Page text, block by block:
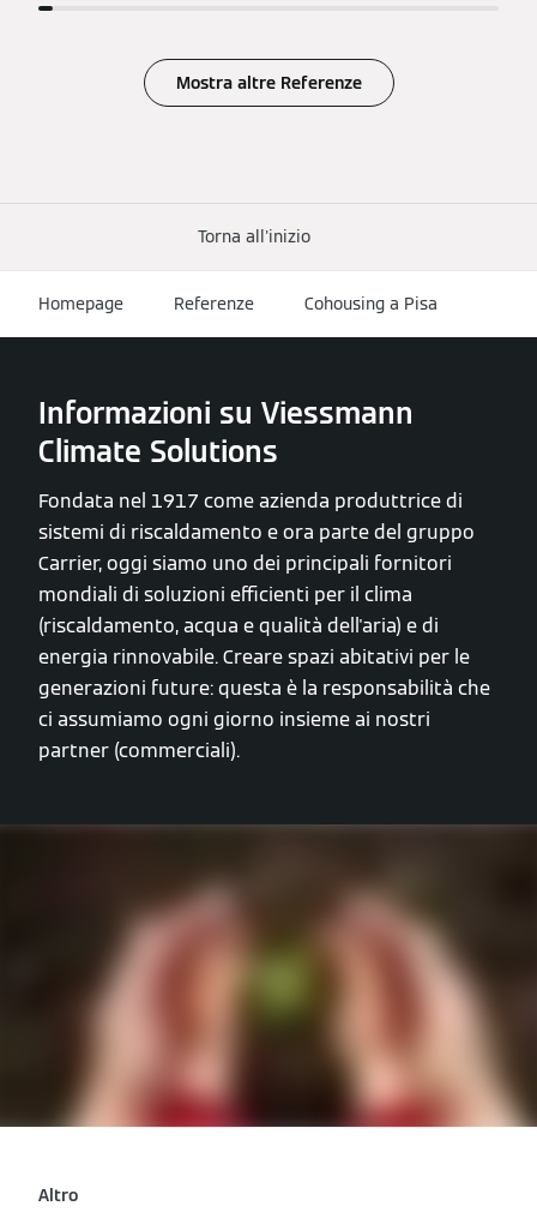
Mostra altre Referenze
Torna all'inizio
Homepage Referenze Cohousing a Pisa
Informazioni su Viessmann
Climate Solutions
Fondata nel 1917 come azienda produttrice di
sistemi di riscaldamento e ora parte del gruppo
Carrier, oggi siamo uno dei principali fornitori
mondiali di soluzioni efficienti per il clima
(riscaldamento, acqua e qualità dell'aria) e di
energia rinnovabile. Creare spazi abitativi per le
generazioni future: questa è la responsabilità che
ci assumiamo ogni giorno insieme ai nostri
partner (commerciali).
Altro